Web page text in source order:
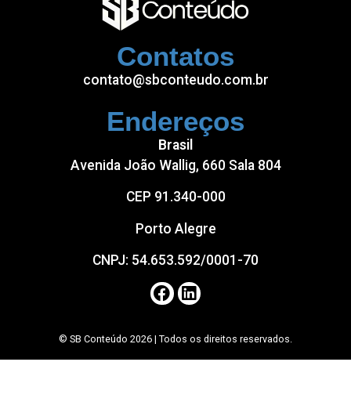
Contatos
contato@sbconteudo.com.br
Endereços
Brasil
Avenida João Wallig, 660 Sala 804
CEP 91.340-000
Porto Alegre
CNPJ: 54.653.592/0001-70
© SB Conteúdo 2026 | Todos os direitos reservados.